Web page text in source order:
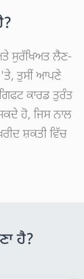
ਸੁਰੱਖਿਅਤ ਲੈਣ-
ਤੁਸੀਂ ਆਪਣੇ
ਕਾਰਡ ਤੁਰੰਤ
ਹੋ, ਜਿਸ ਨਾਲ
ਸ਼ਕਤੀ ਵਿੱਚ
ਹੈ?